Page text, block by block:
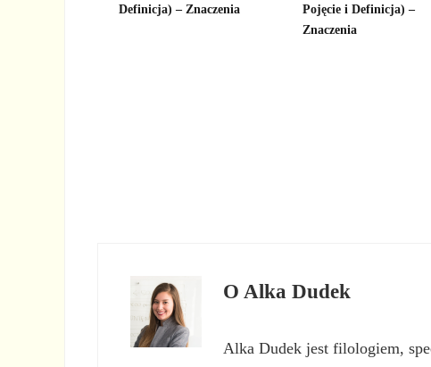
Definicja) – Znaczenia
Pojęcie i Definicja) –
Znaczenia
OAlka Dudek
Alka Dudek jest filologiem,